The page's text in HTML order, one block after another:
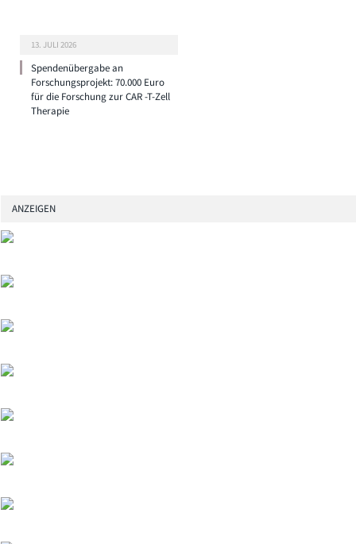
13. JULI 2026
Spendenübergabe an
Forschungsprojekt: 70.000 Euro
für die Forschung zur CAR -T-Zell
Therapie
ANZEIGEN